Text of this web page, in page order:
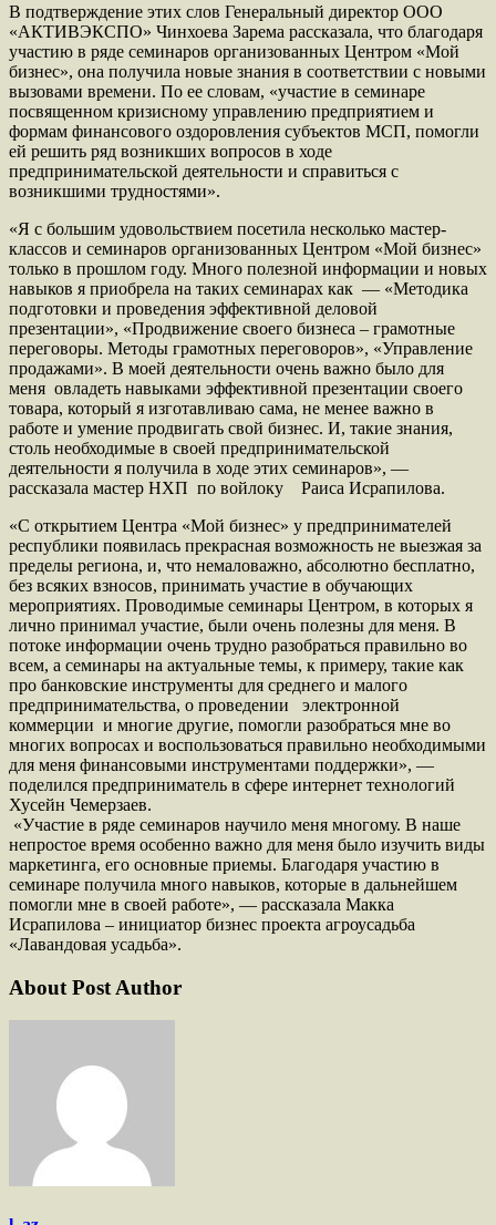
В подтверждение этих слов Генеральный директор ООО
«АКТИВЭКСПО» Чинхоева Зарема рассказала, что благодаря
участию в ряде семинаров организованных Центром «Мой
бизнес», она получила новые знания в соответствии с новыми
вызовами времени. По ее словам, «участие в семинаре
посвященном кризисному управлению предприятием и
формам финансового оздоровления субъектов МСП, помогли
ей решить ряд возникших вопросов в ходе
предпринимательской деятельности и справиться с
возникшими трудностями».
«Я с большим удовольствием посетила несколько мастер-
классов и семинаров организованных Центром «Мой бизнес»
только в прошлом году. Много полезной информации и новых
навыков я приобрела на таких семинарах как — «Методика
подготовки и проведения эффективной деловой
презентации», «Продвижение своего бизнеса – грамотные
переговоры. Методы грамотных переговоров», «Управление
продажами». В моей деятельности очень важно было для
меня овладеть навыками эффективной презентации своего
товара, который я изготавливаю сама, не менее важно в
работе и умение продвигать свой бизнес. И, такие знания,
столь необходимые в своей предпринимательской
деятельности я получила в ходе этих семинаров», —
рассказала мастер НХП по войлоку Раиса Исрапилова.
«С открытием Центра «Мой бизнес» у предпринимателей
республики появилась прекрасная возможность не выезжая за
пределы региона, и, что немаловажно, абсолютно бесплатно,
без всяких взносов, принимать участие в обучающих
мероприятиях. Проводимые семинары Центром, в которых я
лично принимал участие, были очень полезны для меня. В
потоке информации очень трудно разобраться правильно во
всем, а семинары на актуальные темы, к примеру, такие как
про банковские инструменты для среднего и малого
предпринимательства, о проведении электронной
коммерции и многие другие, помогли разобраться мне во
многих вопросах и воспользоваться правильно необходимыми
для меня финансовыми инструментами поддержки», —
поделился предприниматель в сфере интернет технологий
Хусейн Чемерзаев.
«Участие в ряде семинаров научило меня многому. В наше
непростое время особенно важно для меня было изучить виды
маркетинга, его основные приемы. Благодаря участию в
семинаре получила много навыков, которые в дальнейшем
помогли мне в своей работе», — рассказала Макка
Исрапилова – инициатор бизнес проекта агроусадьба
«Лавандовая усадьба».
About Post Author